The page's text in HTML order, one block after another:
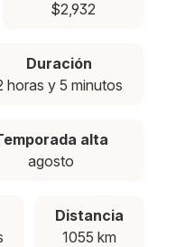
$2,932
Duración
horas y 5 minutos
alta
agosto
Distancia
1055 km